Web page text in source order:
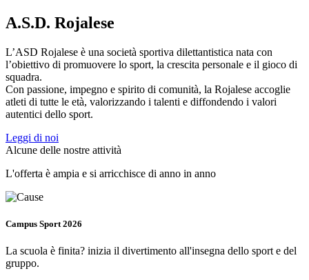
A.S.D. Rojalese
L’ASD Rojalese è una società sportiva dilettantistica nata con
l’obiettivo di promuovere lo sport, la crescita personale e il gioco di
squadra.
Con passione, impegno e spirito di comunità, la Rojalese accoglie
atleti di tutte le età, valorizzando i talenti e diffondendo i valori
autentici dello sport.
Leggi di noi
Alcune delle nostre attività
L'offerta è ampia e si arricchisce di anno in anno
Campus Sport 2026
La scuola è finita? inizia il divertimento all'insegna dello sport e del
gruppo.